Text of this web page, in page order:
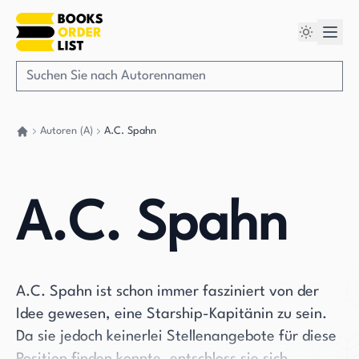
Autoren (A) A.C. Spahn
A.C. Spahn
A.C. Spahn ist schon immer fasziniert von der
Idee gewesen, eine Starship-Kapitänin zu sein.
Da sie jedoch keinerlei Stellenangebote für diese